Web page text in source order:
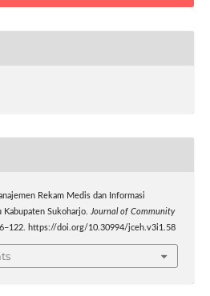
Rekam Medis dan Informasi
Kabupaten Sukoharjo.
Journal of Community
https://doi.org/10.30994/jceh.v3i1.58